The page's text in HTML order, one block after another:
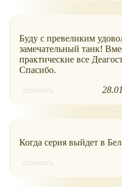
Буду с превеликим
замечательный танк!
практические все
Спасибо.
ответить
Когда серия выйдет в
ответить